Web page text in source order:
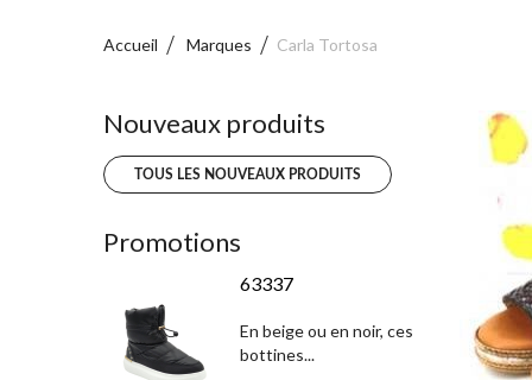
Accueil Marques Carla Tortosa
Nouveaux produits
TOUS LES NOUVEAUX PRODUITS
Promotions
63337
En beige ou en noir, ces
bottines...